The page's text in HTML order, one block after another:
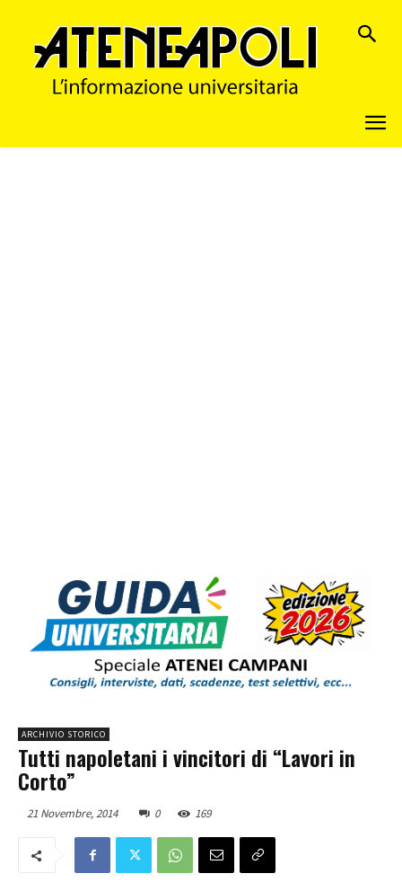
ARCHIVIO STORICO
Tutti napoletani i vincitori di “Lavori in
Corto”
21 Novembre, 2014 0 169